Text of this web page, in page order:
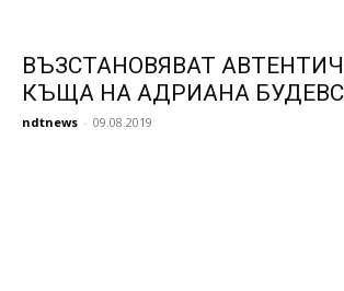
ВЪЗСТАНОВЯВАТ
КЪЩА НА АДРИАНА
ndtnews - 09.08.2019